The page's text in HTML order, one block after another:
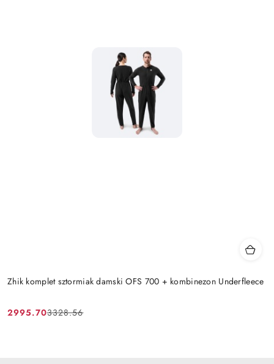
Zhik komplet sztormiak damski OFS 700 + kombinezon Underfleece
Cena
2995.70
Cena
3328.56